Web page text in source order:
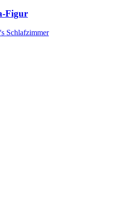
Figur
Schlafzimmer